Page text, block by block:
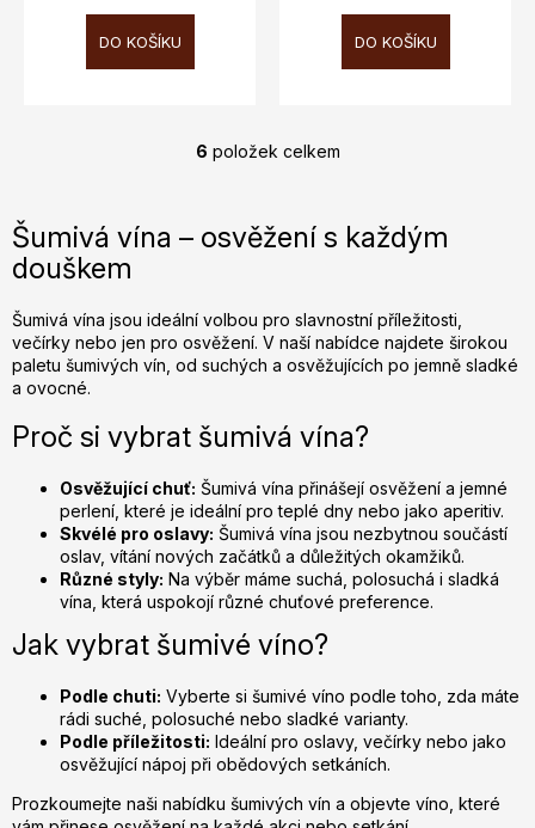
DO KOŠÍKU DO KOŠÍKU
O
á
c
í
p
v
k
y
v
ý
p
i
s
u
6 položek celkem
Šumivá vína – osvěžení s každým
douškem
Šumivá vína jsou ideální volbou pro slavnostní příležitosti,
večírky nebo jen pro osvěžení. V naší nabídce najdete širokou
paletu šumivých vín, od suchých a osvěžujících po jemně sladké
a ovocné.
Proč si vybrat šumivá vína?
Osvěžující chuť: Šumivá vína přinášejí osvěžení a jemné
perlení, které je ideální pro teplé dny nebo jako aperitiv.
Skvélé pro oslavy: Šumivá vína jsou nezbytnou součástí
oslav, vítání nových začátků a důležitých okamžiků.
Různé styly: Na výběr máme suchá, polosuchá i sladká
vína, která uspokojí různé chuťové preference.
Jak vybrat šumivé víno?
Podle chuti: Vyberte si šumivé víno podle toho, zda máte
rádi suché, polosuché nebo sladké varianty.
Podle příležitosti: Ideální pro oslavy, večírky nebo jako
osvěžující nápoj při obědových setkáních.
Prozkoumejte naši nabídku šumivých vín a objevte víno, které